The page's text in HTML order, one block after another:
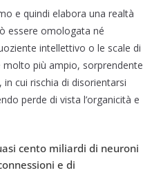
e quindi elabora una realtà
essere omologata né
intellettivo o le scale di
molto più ampio, sorprendente
cui rischia di disorientarsi
perde di vista l’organicità e
cento miliardi di neuroni
e di